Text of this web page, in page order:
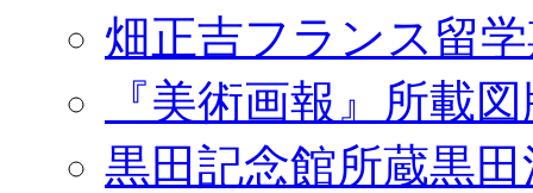
畑正吉フランス留
『美術画報』所載
黒田記念館所蔵黒